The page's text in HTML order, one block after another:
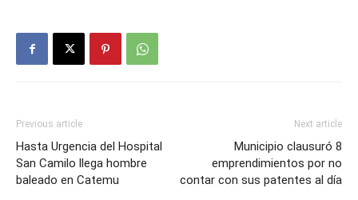
Previous article
Hasta Urgencia del Hospital
San Camilo llega hombre
baleado en Catemu
Next article
Municipio clausuró 8
emprendimientos por no
contar con sus patentes al día